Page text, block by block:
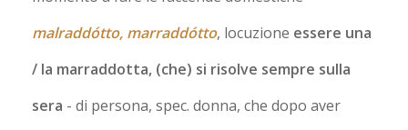
malraddótto, marraddótto, locuzione essere una
/ la marraddotta, (che) si risolve sempre sulla
sera - di persona, spec. donna, che dopo aver